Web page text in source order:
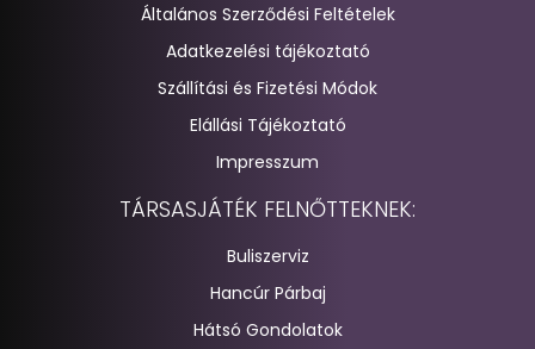
Általános Szerződési Feltételek
Adatkezelési tájékoztató
Szállítási és Fizetési Módok
Elállási Tájékoztató
Impresszum
TÁRSASJÁTÉK FELNŐTTEKNEK:
Buliszerviz
Hancúr Párbaj
Hátsó Gondolatok